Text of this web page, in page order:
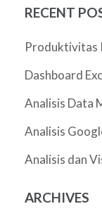
RECENT
Produktivitas
Dashboard
Analisis Data
Analisis
Analisis dan
ARCHIVES